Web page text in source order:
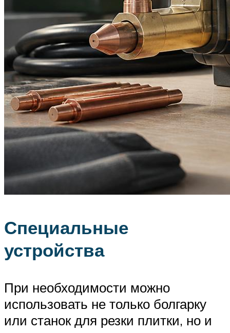
Специальные
устройства
При необходимости можно
использовать не только болгарку
или станок для резки плитки, но и